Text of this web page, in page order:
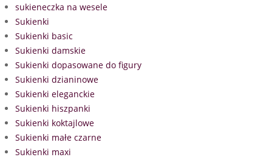
sukieneczka na wesele
Sukienki
Sukienki basic
Sukienki damskie
Sukienki dopasowane do figury
Sukienki dzianinowe
Sukienki eleganckie
Sukienki hiszpanki
Sukienki koktajlowe
Sukienki małe czarne
Sukienki maxi